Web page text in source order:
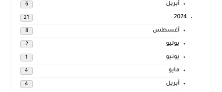
أبريل 6
2024
21
أغسطس 8
يوليو 2
يونيو 1
مايو 4
أبريل 4